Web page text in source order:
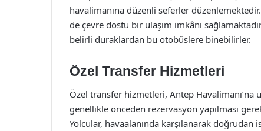
havalimanına düzenli seferler
de çevre dostu bir ulaşım imkânı
belirli duraklardan bu otobüslere binebilirler.
Özel Transfer Hizmetleri
Özel transfer hizmetleri, Antep
genellikle önceden rezervasyon yapılması
Yolcular, havaalanında karşılanarak